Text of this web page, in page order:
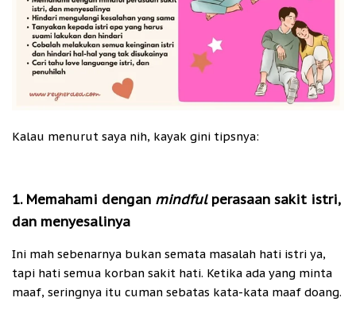
Kalau menurut saya nih, kayak gini tipsnya:
1. Memahami dengan mindfulperasaan sakit istri,
dan menyesalinya
Ini mah sebenarnya bukan semata masalah hati istri ya,
tapi hati semua korban sakit hati. Ketika ada yang minta
maaf, seringnya itu cuman sebatas kata-kata maaf doang.